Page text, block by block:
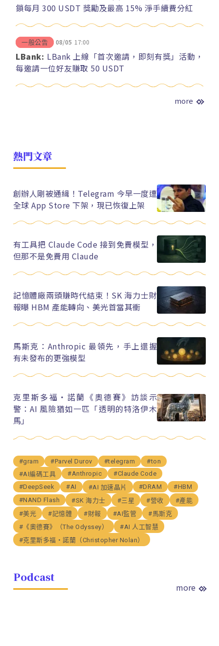
鎖每月 300 USDT 獎勵及最高 15% 淨手續費分紅
一般公告 08/05 17:00
LBank: LBank 上線「首次邀請，即刻有獎」活動，
每邀請一位好友賺取 50 USDT
more
熱門文章
創辦人剛被通緝！Telegram 今早一度遭
全球 App Store 下架，現已恢復上架
有工具把 Claude Code 接到免費模型，
但那不是免費用 Claude
記憶體廠兩頭賺時代結束！SK 海力士財
報曝 HBM 產能轉向、美光首當其衝
馬斯克：Anthropic 最領先，手上還握
有未發布的更強模型
克里斯多福・諾蘭《奧德賽》訪談示
警：AI 風險猶如一匹「透明的特洛伊木
馬」
#gram #Parvel Durov #telegram
#ton
#AI編碼工具
#Anthropic
#Claude Code
#DeepSeek
#AI #AI 加速晶片 #DRAM
#HBM
#NAND Flash
#SK 海力士 #三星 #營收
#產能
#美光
#記憶體 #財報 #AI監管
#馬斯克
#《奧德賽》（The Odyssey）
#AI 人工智慧
#克里斯多福・諾蘭（Christopher Nolan）
Podcast
more